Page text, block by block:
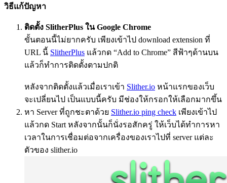
วิธีแก้ปัญหา
ติดตั้ง SlitherPlus ใน Google Chrome
ขั้นตอนนี้ไม่ยากครับ เพียงเข้าไป download extension ที่
URL นี้ SlitherPlus แล้วกด “Add to Chrome” สีฟ้าๆด้านบน
แล้วก็ทำการติดตั้งตามปกติ
หลังจากติดตั้งแล้วเมื่อเราเข้า Slither.io หน้าแรกของเว็บ
จะเปลี่ยนไป เป็นแบบนี้ครับ มีช่องให้กรอกให้เลือกมากขึ้น
หา Server ที่ถูกชะตาด้วย Slither.io ping check เพียงเข้าไป
แล้วกด Start หลังจากนั้นก็นั่งรอสักครู่ ให้เว็บได้ทำการหา
เวลาในการเชื่อมต่อจากเครื่องของเราไปที่ server แต่ละ
ตัวของ slither.io